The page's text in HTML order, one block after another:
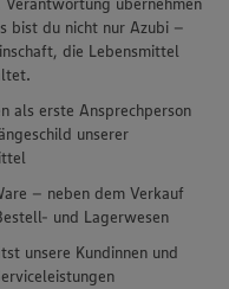
bist du nicht nur Azubi –
die Lebensmittel
als erste Ansprechperson
unserer
– neben dem Verkauf
und Lagerwesen
unsere Kundinnen und